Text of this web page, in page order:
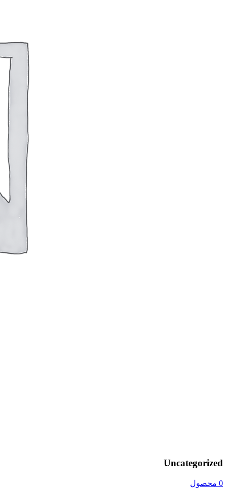
Uncategorized
0 محصول